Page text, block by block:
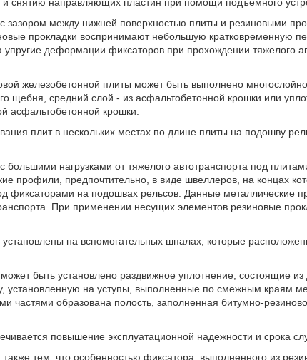
зазором между нижней поверхностью плиты и резиновыми
прокладки воспринимают небольшую кратковременную
упругие деформации фиксаторов при прохождении тяжелого
железобетонной плиты может быть выполнено
щебня, средний слой - из асфальтобетонной крошки или
асфальтобетонной крошки.
плит в нескольких местах по длине плиты на подошву
большими нагрузками от тяжелого автотранспорта под
профили, предпочтительно, в виде швеллеров, на концах
фиксаторами на подошвах рельсов. Данные металлические
При применении несущих элементов резиновые
на вспомогательных шпалах, которые
быть установлено раздвижное уплотнение, состоящие из
установленную на уступы, выполненные по смежным краям
частями образована полость, заполненная битумно-
повышение эксплуатационной надежности и срока
тем, что особенностью фиксатора, выполненного из